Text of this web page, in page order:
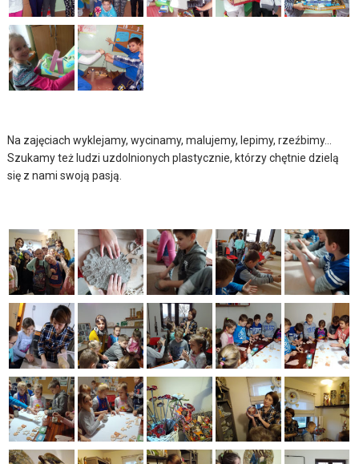
Na zajęciach wyklejamy, wycinamy, malujemy, lepimy, rzeźbimy…
Szukamy też ludzi uzdolnionych plastycznie, którzy chętnie dzielą
się z nami swoją pasją.